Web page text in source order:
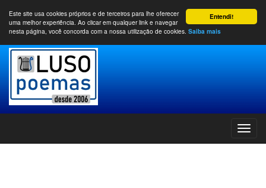
Entendi!
Este site usa cookies próprios e de terceiros para lhe oferecer
uma melhor experiência. Ao clicar em qualquer link e navegar
nesta página, você concorda com a nossa utilização de cookies. Saiba mais